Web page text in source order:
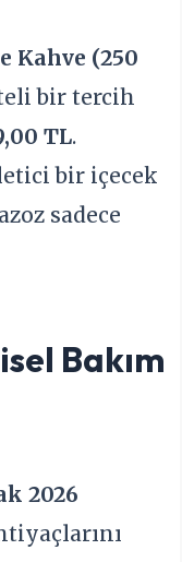
Kahve (250
bir tercih
TL.
bir içecek
sadece
Bakım
2026